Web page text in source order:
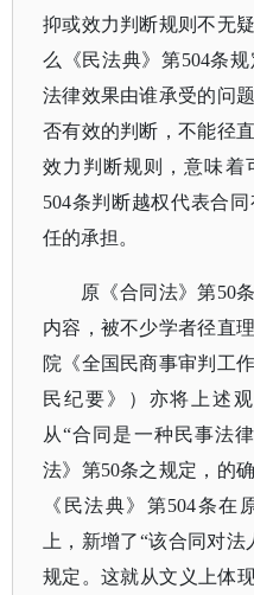
抑或效力判断规则不无
么《民法典》第504条
法律效果由谁承受的问
否有效的判断，不能径
效力判断规则，意味着
504条判断越权代表合
任的承担。
原《合同法》第50
内容，被不少学者径直
院《全国民商事审判工
民纪要》）亦将上述
从“合同是一种民事法
法》第50条之规定，的
《民法典》第504条在
上，新增了“该合同对
规定。这就从文义上体